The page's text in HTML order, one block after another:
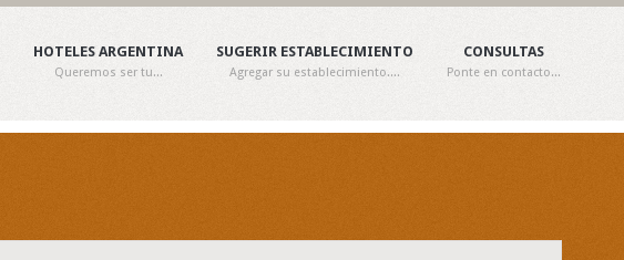
HOTELES ARGENTINA
Queremos ser tu...
SUGERIR ESTABLECIMIENTO
Agregar su establecimiento....
CONSULTAS
Ponte en contacto...